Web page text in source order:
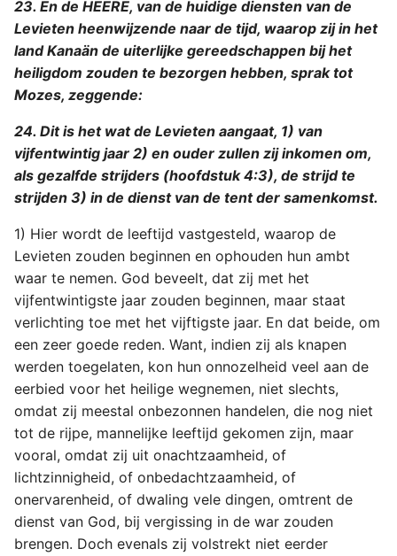
23. En de HEERE, van de huidige diensten van de
Levieten heenwijzende naar de tijd, waarop zij in het
land Kanaän de uiterlijke gereedschappen bij het
heiligdom zouden te bezorgen hebben, sprak tot
Mozes, zeggende:
24. Dit is het wat de Levieten aangaat, 1) van
vijfentwintig jaar 2) en ouder zullen zij inkomen om,
als gezalfde strijders (hoofdstuk 4:3), de strijd te
strijden 3) in de dienst van de tent der samenkomst.
1) Hier wordt de leeftijd vastgesteld, waarop de
Levieten zouden beginnen en ophouden hun ambt
waar te nemen. God beveelt, dat zij met het
vijfentwintigste jaar zouden beginnen, maar staat
verlichting toe met het vijftigste jaar. En dat beide, om
een zeer goede reden. Want, indien zij als knapen
werden toegelaten, kon hun onnozelheid veel aan de
eerbied voor het heilige wegnemen, niet slechts,
omdat zij meestal onbezonnen handelen, die nog niet
tot de rijpe, mannelijke leeftijd gekomen zijn, maar
vooral, omdat zij uit onachtzaamheid, of
lichtzinnigheid, of onbedachtzaamheid, of
onervarenheid, of dwaling vele dingen, omtrent de
dienst van God, bij vergissing in de war zouden
brengen. Doch evenals zij volstrekt niet eerder